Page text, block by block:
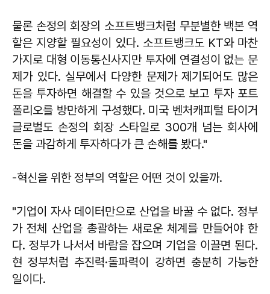
물론 손정의 회장의 소프트뱅크처럼 무분별한 백본 역
할은 지양할 필요성이 있다. 소프트뱅크도 KT와 마찬
가지로 대형 이동통신사지만 투자에 연결성이 없는 문
제가 있다. 실무에서 다양한 문제가 제기되어도 많은
돈을 투자하면 해결할 수 있을 것으로 보고 투자 포트
폴리오를 방만하게 구성했다. 미국 벤처캐피털 타이거
글로벌도 손정의 회장 스타일로 300개 넘는 회사에
돈을 과감하게 투자하다가 큰 손해를 봤다."
-혁신을 위한 정부의 역할은 어떤 것이 있을까.
"기업이 자사 데이터만으로 산업을 바꿀 수 없다. 정부
가 전체 산업을 총괄하는 새로운 체계를 만들어야 한
다. 정부가 나서서 바람을 잡으며 기업을 이끌면 된다.
현 정부처럼 추진력·돌파력이 강하면 충분히 가능한
일이다.